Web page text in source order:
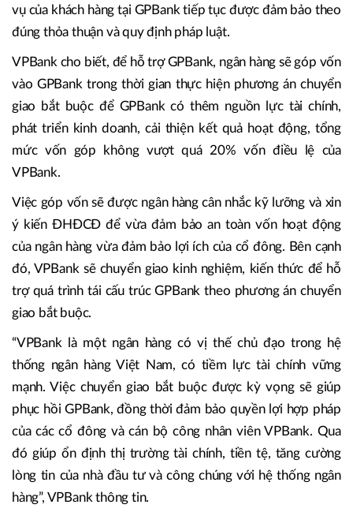
vụ của khách hàng tại GPBank tiếp tục được đảm bảo theo
đúng thỏa thuận và quy định pháp luật.
VPBank cho biết, để hỗ trợ GPBank, ngân hàng sẽ góp vốn
vào GPBank trong thời gian thực hiện phương án chuyển
giao bắt buộc để GPBank có thêm nguồn lực tài chính,
phát triển kinh doanh, cải thiện kết quả hoạt động, tổng
mức vốn góp không vượt quá 20% vốn điều lệ của
VPBank.
Việc góp vốn sẽ được ngân hàng cân nhắc kỹ lưỡng và xin
ý kiến ĐHĐCĐ để vừa đảm bảo an toàn vốn hoạt động
của ngân hàng vừa đảm bảo lợi ích của cổ đông. Bên cạnh
đó, VPBank sẽ chuyển giao kinh nghiệm, kiến thức để hỗ
trợ quá trình tái cấu trúc GPBank theo phương án chuyển
giao bắt buộc.
“VPBank là một ngân hàng có vị thế chủ đạo trong hệ
thống ngân hàng Việt Nam, có tiềm lực tài chính vững
mạnh. Việc chuyển giao bắt buộc được kỳ vọng sẽ giúp
phục hồi GPBank, đồng thời đảm bảo quyền lợi hợp pháp
của các cổ đông và cán bộ công nhân viên VPBank. Qua
đó giúp ổn định thị trường tài chính, tiền tệ, tăng cường
lòng tin của nhà đầu tư và công chúng với hệ thống ngân
hàng”, VPBank thông tin.